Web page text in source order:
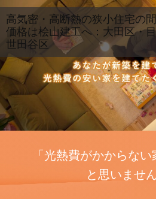
高気密・高断熱の狭小住宅の
価格は桧山建工へ：大田区・目
世田谷区
「光熱費がかからない
と思いませ